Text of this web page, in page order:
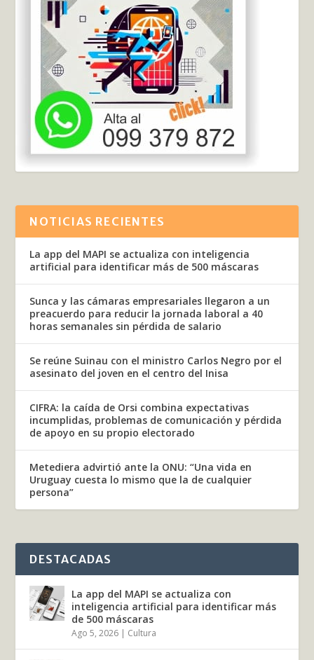
NOTICIAS RECIENTES
La app del MAPI se actualiza con inteligencia
artificial para identificar más de 500 máscaras
Sunca y las cámaras empresariales llegaron a un
preacuerdo para reducir la jornada laboral a 40
horas semanales sin pérdida de salario
Se reúne Suinau con el ministro Carlos Negro por el
asesinato del joven en el centro del Inisa
CIFRA: la caída de Orsi combina expectativas
incumplidas, problemas de comunicación y pérdida
de apoyo en su propio electorado
Metediera advirtió ante la ONU: “Una vida en
Uruguay cuesta lo mismo que la de cualquier
persona”
DESTACADAS
La app del MAPI se actualiza con
inteligencia artificial para identificar más
de 500 máscaras
Ago 5, 2026 | Cultura